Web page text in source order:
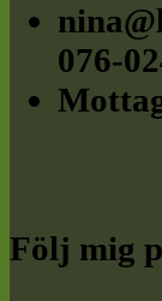
076-
Följ mig